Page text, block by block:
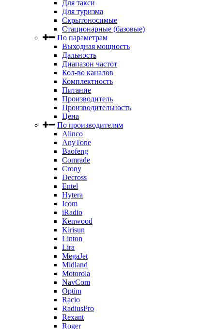
Для такси
Для туризма
Скрытоносимые
Стационарные (базовые)
По параметрам
Выходная мощность
Дальность
Диапазон частот
Кол-во каналов
Комплектность
Питание
Производитель
Производительность
Цена
По производителям
Alinco
AnyTone
Baofeng
Comrade
Crony
Decross
Entel
Hytera
Icom
iRadio
Kenwood
Kirisun
Linton
Lira
MegaJet
Midland
Motorola
NavCom
Optim
Racio
RadiusPro
Rexant
Roger